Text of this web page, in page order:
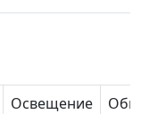
Освещение